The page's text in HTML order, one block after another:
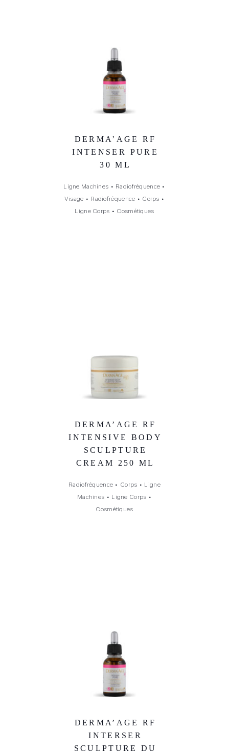
DERMA’AGE RF
INTENSER PURE
30 ML
Ligne Machines • Radiofréquence •
Visage • Radiofréquence • Corps •
Ligne Corps • Cosmétiques
DERMA’AGE RF
INTENSIVE BODY
SCULPTURE
CREAM 250 ML
Radiofréquence • Corps • Ligne
Machines • Ligne Corps •
Cosmétiques
DERMA’AGE RF
INTERSER
SCULPTURE DU